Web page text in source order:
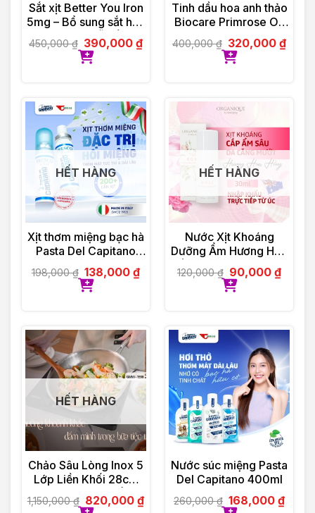
Sắt xịt Better You Iron
5mg – Bổ sung sắt hữu
cơ dạng xịt, dễ hấp thu
450,000₫ 390,000₫
Tinh dầu hoa anh thảo
Biocare Primrose Oil
(30 viên)
400,000₫ 320,000₫
HẾT HÀNG
Xịt thơm miệng bạc hà
Pasta Del Capitano
(15ml)
198,000₫ 138,000₫
HẾT HÀNG
Nước Xịt Khoáng
Dưỡng Ẩm Hương Hoa
Hồng Organique Rose
Rehydrating Mist 30ml
120,000₫ 90,000₫
HẾT HÀNG
Chảo Sâu Lòng Inox 5
Lớp Liền Khối 28cm
GUME Hàn Quốc
1,150,000₫ 820,000₫
Nước súc miệng Pasta
Del Capitano 400ml
260,000₫ 168,000₫